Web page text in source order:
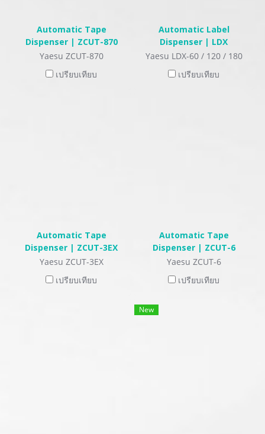
Automatic Tape
Dispenser | ZCUT-870
Yaesu ZCUT-870
เปรียบเทียบ
Automatic Label
Dispenser | LDX
Yaesu LDX-60 / 120 / 180
เปรียบเทียบ
Automatic Tape
Dispenser | ZCUT-3EX
Yaesu ZCUT-3EX
เปรียบเทียบ
Automatic Tape
Dispenser | ZCUT-6
Yaesu ZCUT-6
เปรียบเทียบ
New